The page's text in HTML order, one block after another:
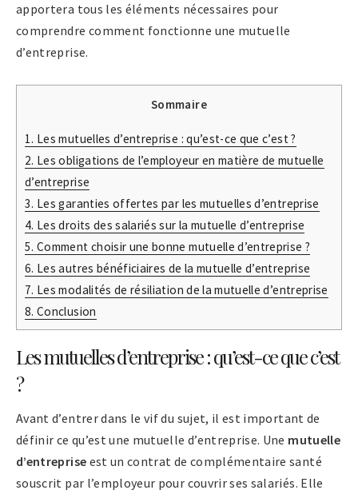
apportera tous les éléments nécessaires pour
comprendre comment fonctionne une mutuelle
d’entreprise.
Sommaire
1. Les mutuelles d’entreprise : qu’est-ce que c’est ?
2. Les obligations de l’employeur en matière de mutuelle
d’entreprise
3. Les garanties offertes par les mutuelles d’entreprise
4. Les droits des salariés sur la mutuelle d’entreprise
5. Comment choisir une bonne mutuelle d’entreprise ?
6. Les autres bénéficiaires de la mutuelle d’entreprise
7. Les modalités de résiliation de la mutuelle d’entreprise
8. Conclusion
Les mutuelles d’entreprise : qu’est-ce que c’est
?
Avant d’entrer dans le vif du sujet, il est important de
définir ce qu’est une mutuelle d’entreprise. Une mutuelle
d’entreprise est un contrat de complémentaire santé
souscrit par l’employeur pour couvrir ses salariés. Elle